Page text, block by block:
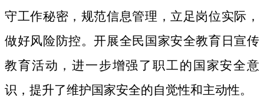
守工作秘密，规范信息管理，立足岗位实际，
做好风险防控。开展全民国家安全教育日宣传
教育活动，进一步增强了职工的国家安全意
识，提升了维护国家安全的自觉性和主动性。